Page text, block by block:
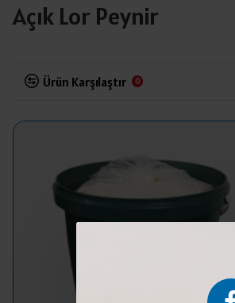
Açık Lor Peynir
Ürün Karşılaştır 0